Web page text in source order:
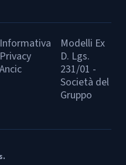
Informativa
Privacy
Ancic
Modelli Ex
D. Lgs.
231/01 -
Società del
Gruppo